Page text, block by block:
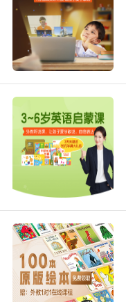
文原句理解，体会
知识易忘，需将
制思维导图，如
（subject, math
（teacher）、活
可学习常见词根词
“充满……的”，便
意，这是扩大词
重复。利用睡前
App快速回顾。
重逢刚背过的单
感，远胜强制复习
语法是组合词汇的
许多孩子畏惧语法
议帮助孩子建立“
形）如树叶，句